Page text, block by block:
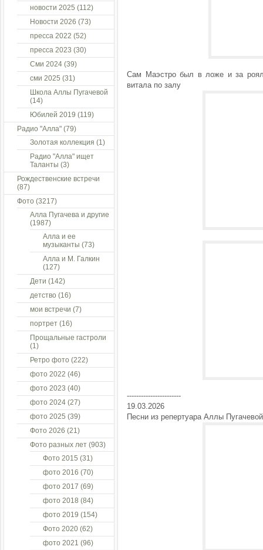
Сам Маэстро был в ложе и за
витала по залу
-----------------------
19.03.2026
Песни из репертуара Аллы
новости 2025 (112)
Новости 2026 (73)
пресса 2022 (52)
пресса 2023 (30)
Сми 2024 (39)
сми 2025 (31)
Школа Аллы Пугачевой
(14)
Юбилей 2019 (119)
Радио "Алла" (79)
Золотая коллекция (1)
Радио "Алла" ищет
Таланты (3)
Рождественские встречи
(87)
Фото (3217)
Алла Пугачева и другие
(1987)
Алла и ее
музыканты (73)
Алла и М. Галкин
(127)
Дети (142)
детство (16)
мои встречи (7)
портрет (16)
Прощальные гастроли
(1)
Ретро фото (222)
фото 2022 (46)
фото 2023 (40)
фото 2024 (27)
фото 2025 (39)
Фото 2026 (21)
Фото разных лет (903)
Фото 2015 (31)
фото 2016 (70)
фото 2017 (69)
фото 2018 (84)
фото 2019 (154)
Фото 2020 (62)
фото 2021 (96)